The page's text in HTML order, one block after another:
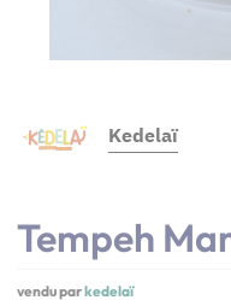
Kedelaï
Tempeh
vendu parkedelaï